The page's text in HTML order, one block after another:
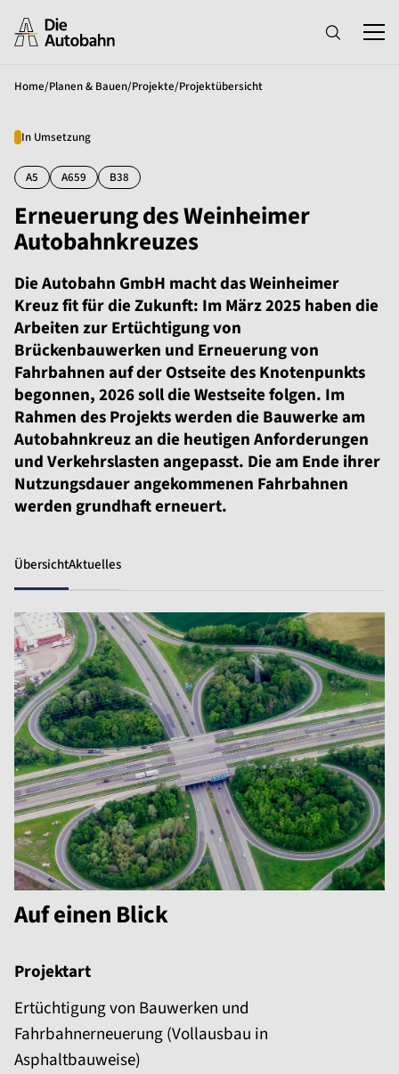
Home/Planen & Bauen/Projekte/Projektübersicht
In Umsetzung
A5 A659 B38
Erneuerung des Weinheimer
Autobahnkreuzes
Die Autobahn GmbH macht das Weinheimer
Kreuz fit für die Zukunft: Im März 2025 haben die
Arbeiten zur Ertüchtigung von
Brückenbauwerken und Erneuerung von
Fahrbahnen auf der Ostseite des Knotenpunkts
begonnen, 2026 soll die Westseite folgen. Im
Rahmen des Projekts werden die Bauwerke am
Autobahnkreuz an die heutigen Anforderungen
und Verkehrslasten angepasst. Die am Ende ihrer
Nutzungsdauer angekommenen Fahrbahnen
werden grundhaft erneuert.
ÜbersichtAktuelles
Auf einen Blick
Projektart
Ertüchtigung von Bauwerken und
Fahrbahnerneuerung (Vollausbau in
Asphaltbauweise)